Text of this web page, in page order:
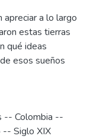
a lo largo
estas tierras
qué ideas
esos sueños
-- Colombia --
-- Siglo XIX